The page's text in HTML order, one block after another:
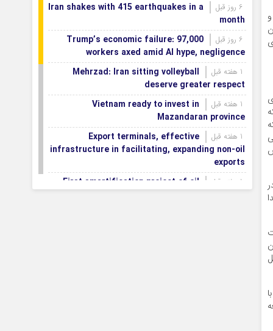
Iran shakes with 415 earthquakes in a
month
Trump’s economic failure: 97,000
workers axed amid AI hype, negligence
Mehrzad: Iran sitting volleyball
deserve greater respect
Vietnam ready to invest in
Mazandaran province
Export terminals, effective
infrastructure in facilitating, expanding non-oil
exports
First smartification project of oil